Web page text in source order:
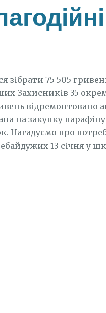
зібрати 75 505
Захисників 35
відремонтовано
на закупку
Нагадуємо про
13 січня у